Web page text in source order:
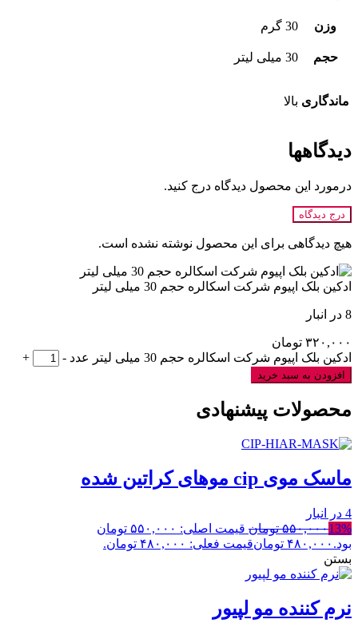
وزن 30 گرم
حجم 30 میلی لیتر
ماندگاری بالا
دیدگاهها
درمورد این محصول دیدگاه درج کنید.
درج دیدگاه
هیچ دیدگاهی برای این محصول نوشته نشده است.
ادکین بلک اپیوم شرکت اسکالره حجم 30 میلی لیتر
8 در انبار
۳۲۰,۰۰۰ تومان
ادکین بلک اپیوم شرکت اسکالره حجم 30 میلی لیتر عدد
-
+
افزودن به سبد خرید
محصولات پیشنهادی
ماسک موی cip موهای کراتین شده
4 در انبار
13%۵۵۰,۰۰۰ تومان
قیمت اصلی: ۵۵۰,۰۰۰ تومان
بود. ۴۸۰,۰۰۰ تومانقیمت فعلی: ۴۸۰,۰۰۰ تومان.
بستن
نرم کننده مو لپیور